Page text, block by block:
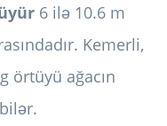
6 ilə 10.6 m
Kemerli,
örtüyü ağacın